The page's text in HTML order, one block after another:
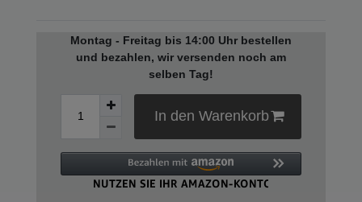
Montag - Freitag bis 14:00 Uhr bestellen
und bezahlen, wir versenden noch am
selben Tag!
In den Warenkorb